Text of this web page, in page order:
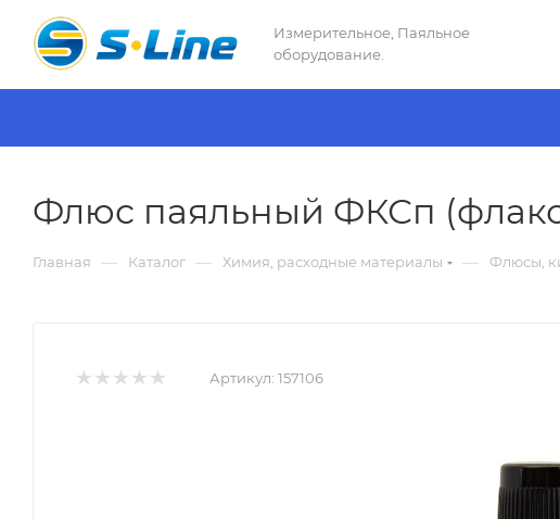
Измерительное, Паяльное
оборудование.
Флюс паяльный ФКСп
Главная — Каталог — Химия, расходные материалы — Флюсы,
Артикул: 157106